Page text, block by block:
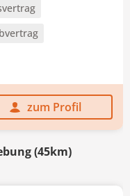
zum Profil
(45km)